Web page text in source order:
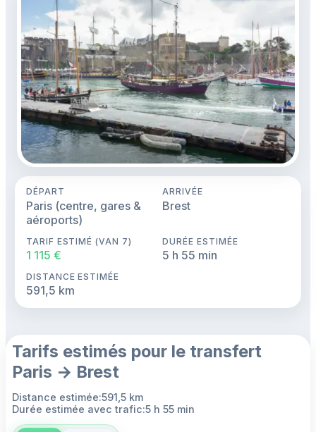
DÉPART
Paris (centre, gares &
aéroports)
ARRIVÉE
Brest
TARIF ESTIMÉ (VAN 7)
1 115 €
DURÉE ESTIMÉE
5 h 55 min
DISTANCE ESTIMÉE
591,5 km
Tarifs estimés pour le transfert
Paris → Brest
Distance estimée:591,5 km
Durée estimée avec trafic:5 h 55 min